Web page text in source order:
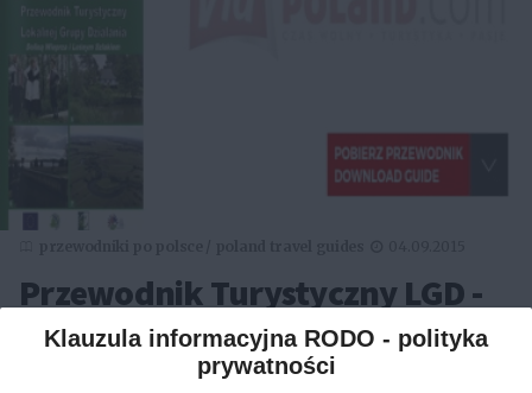
Przewodnik Turystyczny LGD -
Doliną Wieprza i Leśnym
Szlakiem
Klauzula informacyjna RODO - polityka
prywatności